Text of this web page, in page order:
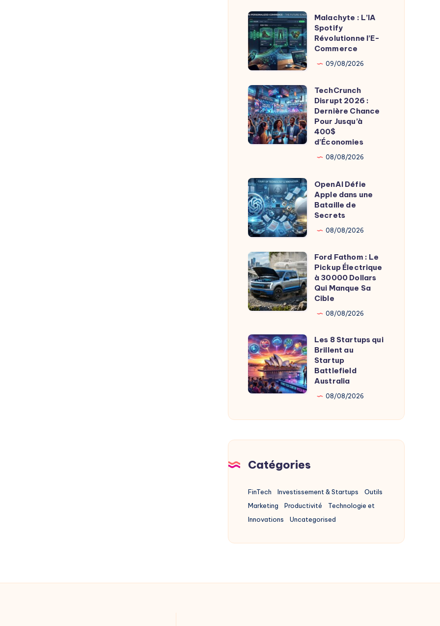
Amidst
Legal
Battles
Malachyte
:
L’IA
Spotify
Révolutionne
l’E-
Commerce
Malachyte : L’IA
Spotify
Révolutionne l’E-
Commerce
09/08/2026
TechCrunch
Disrupt
2026
:
Dernière
Jusqu’à
400$
d’Économies
TechCrunch
Disrupt 2026 :
Dernière Chance
Pour Jusqu’à
400$
d’Économies
08/08/2026
OpenAI
Défie
Apple
dans
une
Bataille
de
Secrets
OpenAI Défie
Apple dans une
Bataille de
Secrets
08/08/2026
Ford
Fathom
:
Le
Pickup
à
30000
Dollars
Qui
Manque
Ford Fathom : Le
Pickup Électrique
à 30000 Dollars
Qui Manque Sa
Cible
08/08/2026
Les
8
Startups
qui
Brillent
Battlefield
Les 8 Startups qui
Brillent au
Startup
Battlefield
Australia
08/08/2026
Catégories
FinTech Investissement & Startups
Outils
Marketing
Productivité
Technologie et
Innovations
Uncategorised